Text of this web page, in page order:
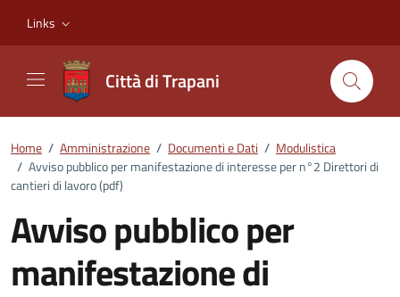
Links
Città di Trapani
Home / Amministrazione / Documenti e Dati / Modulistica
/ Avviso pubblico per manifestazione di interesse per n°2 Direttori di
cantieri di lavoro (pdf)
Avviso pubblico per
manifestazione di